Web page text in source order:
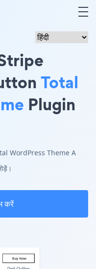
Stripe
Total
Plugin
WordPress Theme A
करें